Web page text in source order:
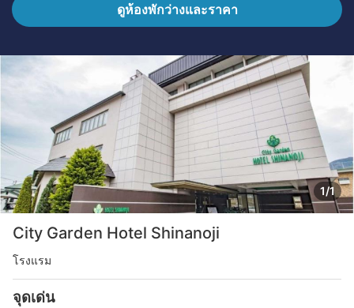
ดูห้องพักว่างและราคา
1/1
City Garden Hotel Shinanoji
โรงแรม
จุดเด่น